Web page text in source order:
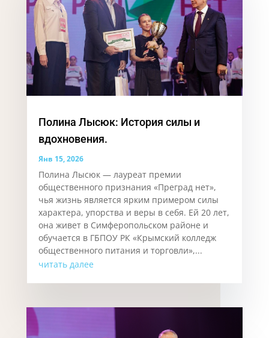
Полина Лысюк: История силы и
вдохновения.
Янв 15, 2026
Полина Лысюк — лауреат премии
общественного признания «Преград нет»,
чья жизнь является ярким примером силы
характера, упорства и веры в себя. Ей 20 лет,
она живет в Симферопольском районе и
обучается в ГБПОУ РК «Крымский колледж
общественного питания и торговли»,...
читать далее